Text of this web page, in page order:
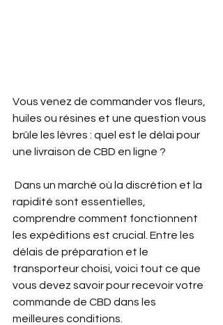
Vous venez de commander vos fleurs,
huiles ou résines et une question vous
brûle les lèvres : quel est le délai pour
une livraison de CBD en ligne ?
rapidité sont essentielles,
comprendre comment fonctionnent
les expéditions est crucial. Entre les
délais de préparation et le
transporteur choisi, voici tout ce que
vous devez savoir pour recevoir votre
commande de CBD dans les
meilleures conditions.